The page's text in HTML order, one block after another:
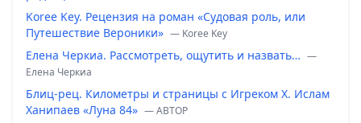
Koree Key. Рецензия на роман «Судовая роль, или
Путешествие Вероники» — Koree Key
Елена Черкиа. Рассмотреть, ощутить и назвать… —
Елена Черкиа
Блиц-рец. Километры и страницы с Игреком Х. Ислам
Ханипаев «Луна 84» — ABTOP